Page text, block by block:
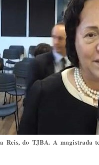
do TJBA. A magistrada